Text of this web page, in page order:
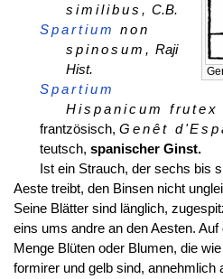
similibus, C.B.
Spartium
non
spinosum, Raji
Hist.
Spartium
Hispanicum frutex
frantzösisch, Genêt
teutsch, spanischer Ginst.
Ist ein Strauch, der sechs bis
Aeste treibt, den Binsen nicht
Seine Blätter sind länglich,
eins ums andre an den Aesten.
Menge Blüten oder Blumen, die
formirer und gelb sind, annehmlich